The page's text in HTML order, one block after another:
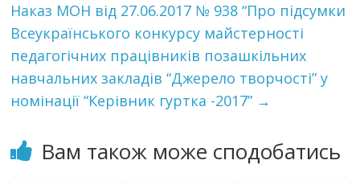
Наказ МОН від 27.06.2017 № 938 “Про підсумки
Всеукраїнського конкурсу майстерності
педагогічних працівників позашкільних
навчальних закладів “Джерело творчості” у
номінації “Керівник гуртка -2017” →
Вам також може сподобатись